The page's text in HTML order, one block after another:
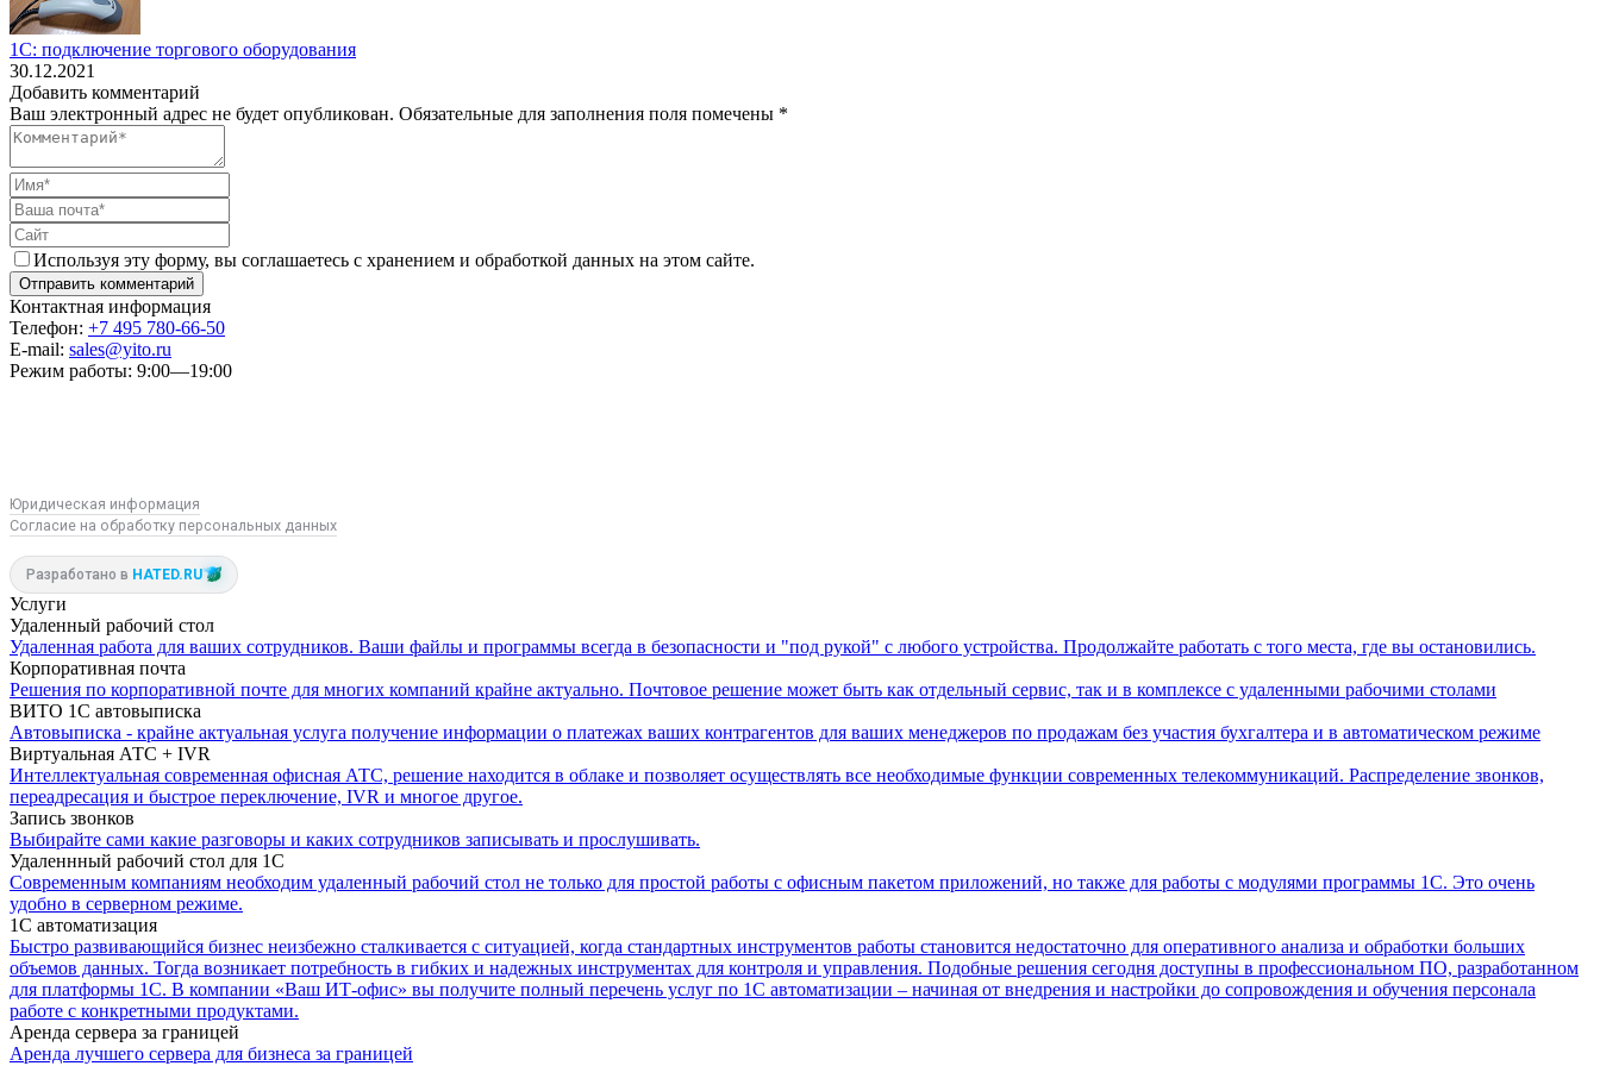
1С: подключение торгового оборудования
30.12.2021
Добавить комментарий
Ваш электронный адрес не будет опубликован. Обязательные для заполнения поля помечены *
Используя эту форму, вы соглашаетесь с хранением и обработкой данных на этом сайте.
Контактная информация
Телефон: +7 495 780-66-50
E-mail: sales@yito.ru
Режим работы: 9:00—19:00
Юридическая информация
Согласие на обработку персональных данных
Разработано в HATED.RU
Услуги
Удаленный рабочий стол
Удаленная работа для ваших сотрудников. Ваши файлы и программы всегда в безопасности и "под рукой" с любого устройства. Продолжайте работать с того места, где вы остановились.
Корпоративная почта
Решения по корпоративной почте для многих компаний крайне актуально. Почтовое решение может быть как отдельный сервис, так и в комплексе с удаленными рабочими столами
ВИТО 1С автовыписка
Автовыписка - крайне актуальная услуга получение информации о платежах ваших контрагентов для ваших менеджеров по продажам без участия бухгалтера и в автоматическом режиме
Виртуальная АТС + IVR
Интеллектуальная современная офисная АТС, решение находится в облаке и позволяет осуществлять все необходимые функции современных телекоммуникаций. Распределение звонков,
переадресация и быстрое переключение, IVR и многое другое.
Запись звонков
Выбирайте сами какие разговоры и каких сотрудников записывать и прослушивать.
Удаленнный рабочий стол для 1С
Современным компаниям необходим удаленный рабочий стол не только для простой работы с офисным пакетом приложений, но также для работы с модулями программы 1С. Это очень
удобно в серверном режиме.
1С автоматизация
Быстро развивающийся бизнес неизбежно сталкивается с ситуацией, когда стандартных инструментов работы становится недостаточно для оперативного анализа и обработки больших
объемов данных. Тогда возникает потребность в гибких и надежных инструментах для контроля и управления. Подобные решения сегодня доступны в профессиональном ПО, разработанном
для платформы 1С. В компании «Ваш ИТ-офис» вы получите полный перечень услуг по 1С автоматизации – начиная от внедрения и настройки до сопровождения и обучения персонала
работе с конкретными продуктами.
Аренда сервера за границей
Аренда лучшего сервера для бизнеса за границей